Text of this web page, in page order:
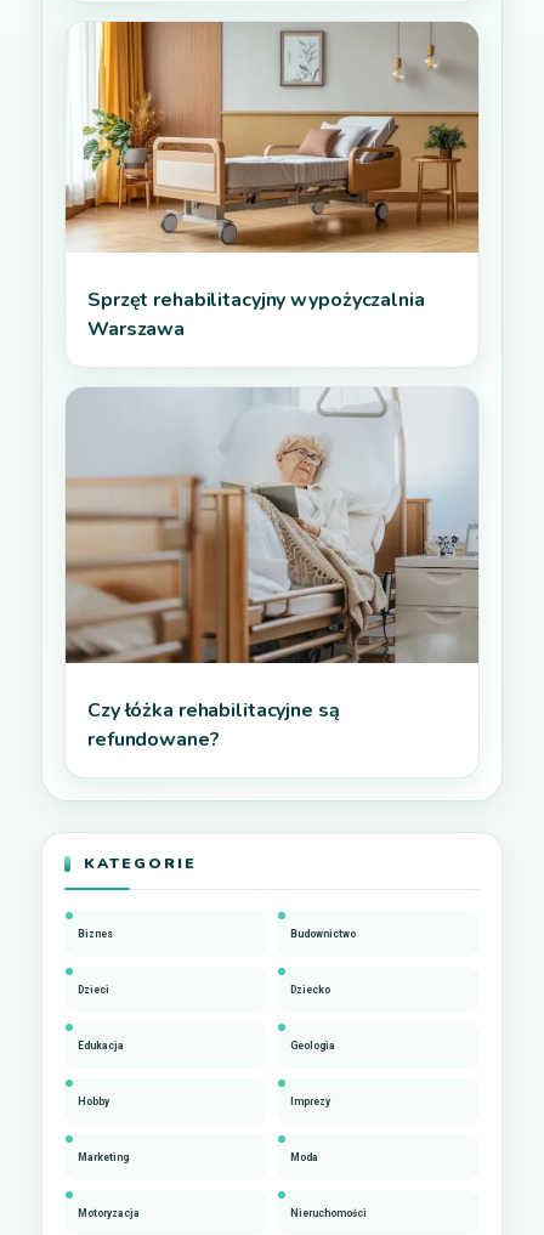
Sprzęt rehabilitacyjny wypożyczalnia
Warszawa
Czy łóżka rehabilitacyjne są
refundowane?
KATEGORIE
Biznes Budownictwo
Dzieci Dziecko
Edukacja Geologia
Hobby Imprezy
Marketing Moda
Motoryzacja Nieruchomości